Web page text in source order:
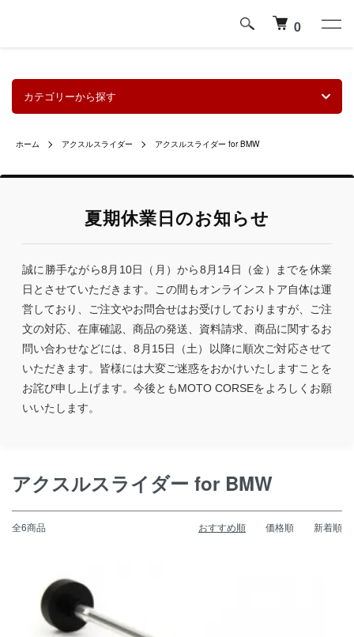
0
カテゴリーから探す
ホーム アクスルスライダー アクスルスライダー for BMW
夏期休業日のお知らせ
誠に勝手ながら8月10日（月）から8月14日（金）までを休業
日とさせていただきます。この間もオンラインストア自体は運
営しており、ご注文やお問合せはお受けしておりますが、ご注
文の対応、在庫確認、商品の発送、資料請求、商品に関するお
問い合わせなどには、8月15日（土）以降に順次ご対応させて
いただきます。皆様には大変ご迷惑をおかけいたしますことを
お詫び申し上げます。今後ともMOTO CORSEをよろしくお願
いいたします。
アクスルスライダー for BMW
全6商品 おすすめ順 価格順 新着順